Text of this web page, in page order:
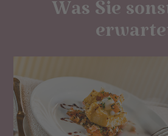
Was Sie